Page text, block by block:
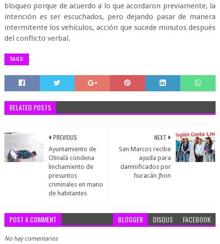
bloqueo porque de acuerdo a lo que acordaron previamente, la
intención es ser escuchados, pero dejando pasar de manera
intermitente los vehículos, acción que sucede minutos después
del conflicto verbal.
TAGS:
RELATED POSTS
NEXT
San Marcos recibe
ayuda para
damnificados por
huracán Jhon
PREVIOUS
Ayuntamiento de
Olinalá condena
linchamiento de
presuntos
criminales en mano
de habitantes
POST A COMMENT BLOGGER DISQUS FACEBOOK
No hay comentarios